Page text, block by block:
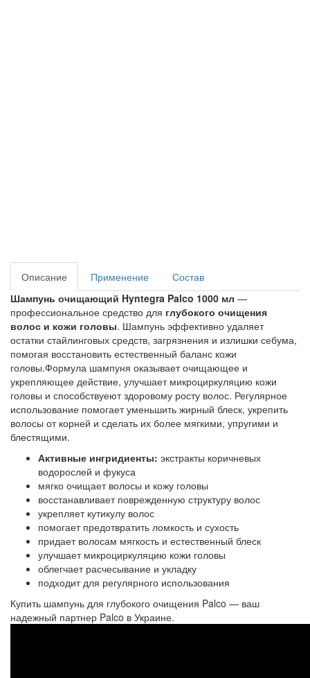
Описание Применение
Состав
Шампунь очищающий Hyntegra Palco 1000 мл —
профессиональное средство для глубокого очищения
волос и кожи головы. Шампунь эффективно удаляет
остатки стайлинговых средств, загрязнения и излишки себума,
помогая восстановить естественный баланс кожи
головы.Формула шампуня оказывает очищающее и
укрепляющее действие, улучшает микроциркуляцию кожи
головы и способствуеют здоровому росту волос. Регулярное
использование помогает уменьшить жирный блеск, укрепить
волосы от корней и сделать их более мягкими, упругими и
блестящими.
Активные ингридиенты: экстракты коричневых
водорослей и фукуса
мягко очищает волосы и кожу головы
восстанавливает поврежденную структуру волос
укрепляет кутикулу волос
помогает предотвратить ломкость и сухость
придает волосам мягкость и естественный блеск
улучшает микроциркуляцию кожи головы
облегчает расчесывание и укладку
подходит для регулярного использования
Купить шампунь для глубокого очищения Palco — ваш
надежный партнер Palco в Украине.